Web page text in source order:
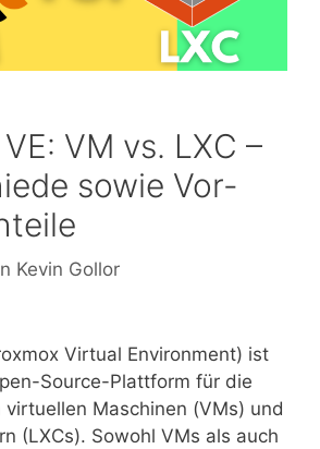
VM vs. LXC –
sowie Vor-
Kevin Gollor
Virtual Environment) ist
Source-Plattform für die
Maschinen (VMs) und
(LXCs). Sowohl VMs als auch